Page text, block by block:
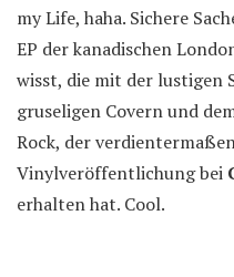
my Life, haha. Sichere
EP der kanadischen
wisst, die mit der lustigen
gruseligen Covern und
Rock, der
Vinylveröffentlichung bei
erhalten hat. Cool.